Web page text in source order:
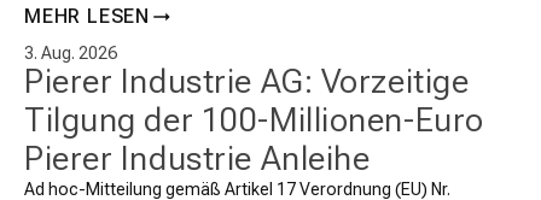
MEHR LESEN
3. Aug. 2026
Pierer Industrie AG: Vorzeitige
Tilgung der 100-Millionen-Euro
Pierer Industrie Anleihe
Ad hoc-Mitteilung gemäß Artikel 17 Verordnung (EU) Nr.